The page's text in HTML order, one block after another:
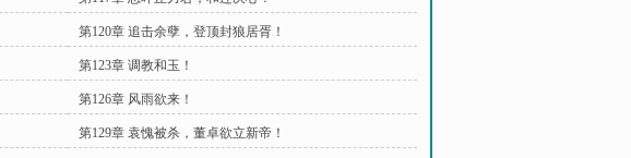
第120章 追击余孽，登顶封狼居胥！
第123章 调教和玉！
第126章 风雨欲来！
第129章 袁愧被杀，董卓欲立新帝！